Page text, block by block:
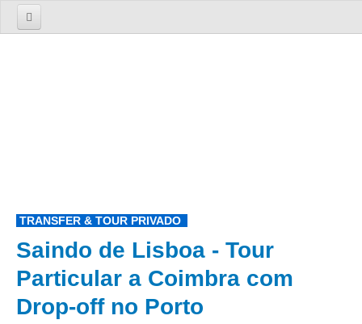
Tours 1 Dia
Lisboa
Lisboa Cosmopolita Passado e Presente
Sintra
TRANSFER & TOUR PRIVADO
Saindo de Lisboa - Tour
Particular a Coimbra com
Drop-off no Porto